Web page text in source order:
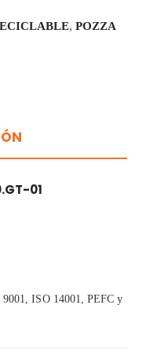
, POZZA
01
9001, ISO 14001, PEFC y